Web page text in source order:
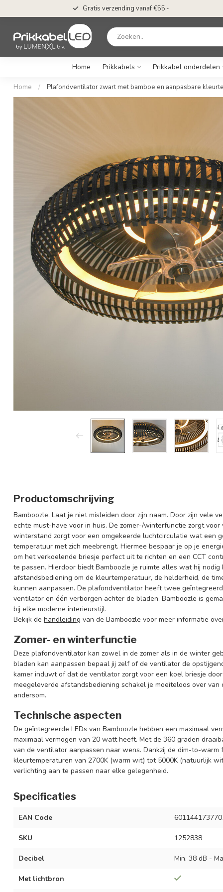
Gratis verzending vanaf €55,-
Home Prikkabels Prikkabel onderdelen
Home / Plafondventilator zwart met bamboe en aanpasbare
Productomschrijving
Bamboozle. Laat je niet misleiden door zijn naam. Door zijn vele
echte must-have voor in huis. De zomer-/winterfunctie zorgt
winterstand zorgt voor een omgekeerde luchtcirculatie wat een
temperatuur met zich meebrengt. Hiermee bespaar je op je
om het verkoelende briesje perfect uit te richten en een CCT
te passen. Hierdoor biedt Bamboozle je ruimte alles wat hij
afstandsbediening om de kleurtemperatuur, de helderheid, de
kunnen aanpassen. De plafondventilator heeft twee
ventilator en één verborgen achter de bladen. Bamboozle is
bij elke moderne interieurstijl.
Bekijk de handleiding van de Bamboozle voor meer informatie
Zomer- en winterfunctie
Deze plafondventilator kan zowel in de zomer als in de winter
bladen kan aanpassen bepaal jij zelf of de ventilator de
kamer induwt of dat de ventilator zorgt voor een koel briesje
meegeleverde afstandsbediening schakel je moeiteloos over
andersom.
Technische aspecten
De geïntegreerde LEDs van Bamboozle hebben een maximaal
maximaal vermogen van 20 watt heeft. Met de 360 graden
van de ventilator aanpassen naar wens. Dankzij de dim-to-warm
kleurtemperaturen van 2700K (warm wit) tot 5000K (natuurlijk
verlichting aan te passen naar elke gelegenheid.
Specificaties
EAN Code
SKU 1252838
Decibel Min. 38 dB -
Met lichtbron